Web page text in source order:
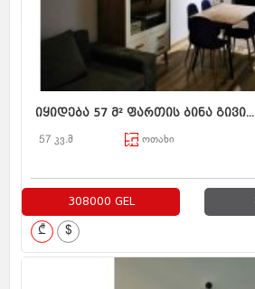
იყიდება 57 მ² ფართის ბინა გივი...
57 კვ.მ ოთახი
308000 GEL
₾ $